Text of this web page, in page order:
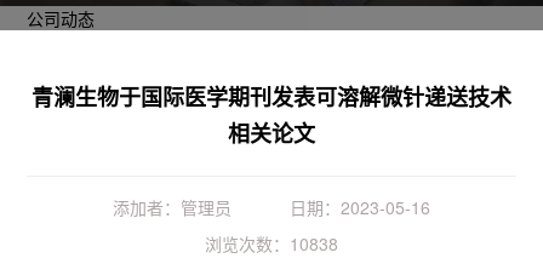
公司动态
青澜生物于国际医学期刊发表可溶解微针递送技术
相关论文
添加者：管理员
日期：2023-05-16
浏览次数：10838